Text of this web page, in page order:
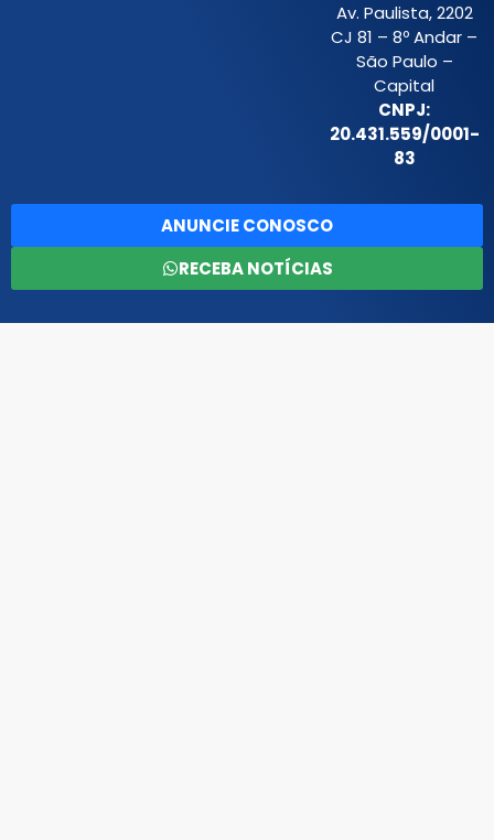
Av. Paulista, 2202
CJ 81 – 8º Andar –
São Paulo –
Capital
CNPJ:
20.431.559/0001-
83
ANUNCIE CONOSCO
RECEBA NOTÍCIAS